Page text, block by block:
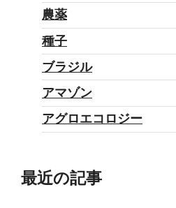
農薬
種子
ブラジル
アマゾン
アグロエコロジー
最近の記事